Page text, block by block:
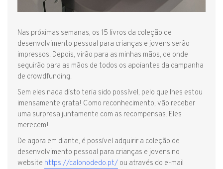
Nas próximas semanas, os 15 livros da coleção de
desenvolvimento pessoal para crianças e jovens serão
impressos. Depois, virão para as minhas mãos, de onde
seguirão para as mãos de todos os apoiantes da campanha
de crowdfunding.
Sem eles nada disto teria sido possível, pelo que lhes estou
imensamente grata! Como reconhecimento, vão receber
uma surpresa juntamente com as recompensas. Eles
merecem!
De agora em diante, é possível adquirir a coleção de
desenvolvimento pessoal para crianças e jovens no
website https://calonodedo.pt/ ou através do e-mail